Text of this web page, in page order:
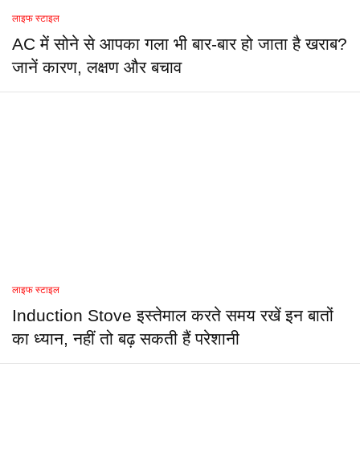
लाइफ स्टाइल
AC में सोने से आपका गला भी बार-बार हो जाता है खराब?
जानें कारण, लक्षण और बचाव
लाइफ स्टाइल
Induction Stove इस्तेमाल करते समय रखें इन बातों
का ध्यान, नहीं तो बढ़ सकती हैं परेशानी